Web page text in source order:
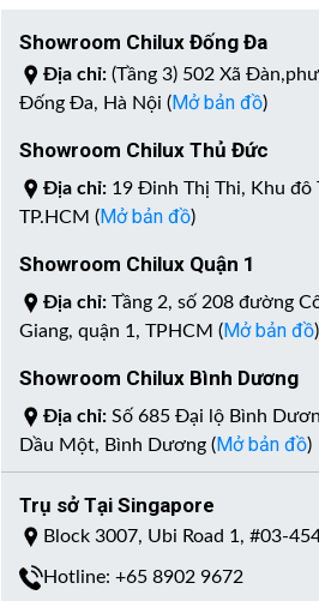
Showroom Chilux Đống Đa
Địa chỉ: (Tầng 3) 502 Xã
Đống Đa, Hà Nội (Mở bản đồ)
Showroom Chilux Thủ Đức
Địa chỉ: 19 Đinh Thị Thi, Khu đô
TP.HCM (Mở bản đồ)
Showroom Chilux Quận 1
Địa chỉ: Tầng 2, số 208 đường
Giang, quận 1, TPHCM (Mở bản đồ)
Showroom Chilux Bình Dương
Địa chỉ: Số 685 Đại lộ Bình
Dầu Một, Bình Dương (Mở bản đồ)
Trụ sở Tại Singapore
Block 3007, Ubi Road 1, #03-
Hotline: +65 8902 9672